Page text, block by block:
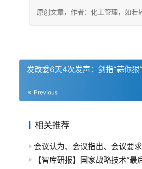
原创文章，作者：化工管理，如
发改委6天4次发声：剑指“蒜你狠
Previous
相关推荐
会议认为、会议指出、会议要求
【智库研报】国家战略技术“最